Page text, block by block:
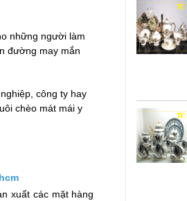
những người làm
đường may mắn
công ty hay
chèo mát mái y
xuất các mặt hàng